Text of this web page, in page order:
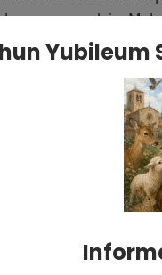
yang lain.
Allah. Kita menjadi
Pembaptisan
dasar seluruh
sakramen yang
bahwa pembaptisan
Nya untuk
Yubileum